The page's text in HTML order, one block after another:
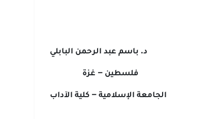
د. باسم عبد الرحمن البابلي
فلسطين – غزة
الجامعة الإسلامية – كلية الآداب